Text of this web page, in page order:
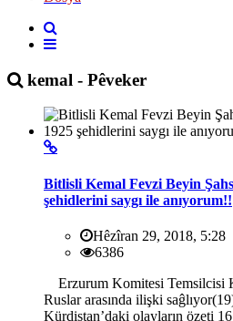
kemal - Pêveker
Bitlisli Kemal Fevzi Beyin
şehidlerini saygı ile anıyorum!!
Hêzîran 29, 2018, 5:28
6386
Erzurum Komitesi Temsilcisi
Ruslar arasında ilişki
Kürdistan’daki olayların özeti